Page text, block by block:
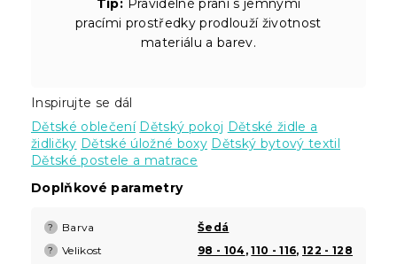
Tip: Pravidelné praní s jemnými
pracími prostředky prodlouží životnost
materiálu a barev.
Inspirujte se dál
Dětské oblečení Dětský pokoj Dětské židle a
židličky Dětské úložné boxy Dětský bytový textil
Dětské postele a matrace
Doplňkové parametry
? Barva Šedá
? Velikost 98 - 104 ,110 - 116,122 - 128